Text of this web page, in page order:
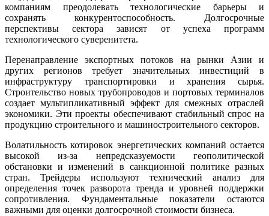
компаниям преодолевать технологические барьеры и
сохранять конкурентоспособность. Долгосрочные
перспективы сектора зависят от успеха программ
технологического суверенитета.
Перенаправление экспортных потоков на рынки Азии и
других регионов требует значительных инвестиций в
инфраструктуру транспортировки и хранения сырья.
Строительство новых трубопроводов и портовых терминалов
создает мультипликативный эффект для смежных отраслей
экономики. Эти проекты обеспечивают стабильный спрос на
продукцию строительного и машиностроительного секторов.
Волатильность котировок энергетических компаний остается
высокой из-за непредсказуемости геополитической
обстановки и изменений в санкционной политике разных
стран. Трейдеры используют технический анализ для
определения точек разворота тренда и уровней поддержки
сопротивления. Фундаментальные показатели остаются
важными для оценки долгосрочной стоимости бизнеса.